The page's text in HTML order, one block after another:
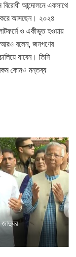
আন্দোলনে একসাথে
করে আসছেন। ২০২৪
ও একীভূত হওয়ায়
আরও বলেন, জনগণের
যাবেন। তিনি
কোনও মন্তব্য